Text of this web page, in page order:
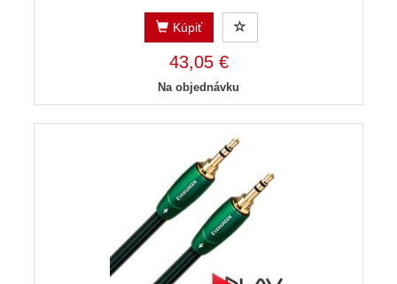
Kúpiť
43,05 €
Na objednávku